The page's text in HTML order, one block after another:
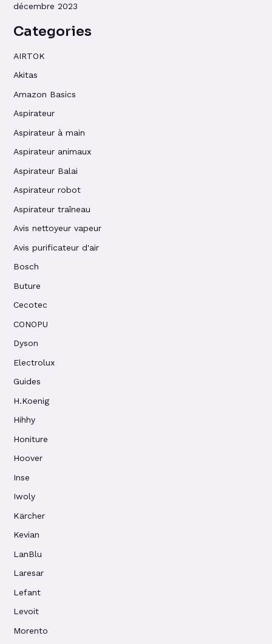
décembre 2023
Categories
AIRTOK
Akitas
Amazon Basics
Aspirateur
Aspirateur à main
Aspirateur animaux
Aspirateur Balai
Aspirateur robot
Aspirateur traîneau
Avis nettoyeur vapeur
Avis purificateur d'air
Bosch
Buture
Cecotec
CONOPU
Dyson
Electrolux
Guides
H.Koenig
Hihhy
Honiture
Hoover
Inse
Iwoly
Kärcher
Kevian
LanBlu
Laresar
Lefant
Levoit
Morento